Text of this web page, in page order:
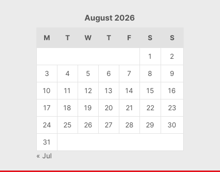
August 2026
M T W T F S S
1 2
3 4 5 6 7 8 9
10 11 12 13 14 15 16
17 18 19 20 21 22 23
24 25 26 27 28 29 30
31
« Jul